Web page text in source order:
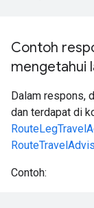
Contoh
mengetahui
Dalam respons,
dan terdapat di
Contoh: